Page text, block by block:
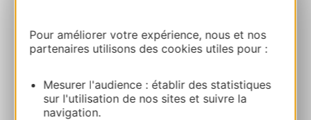
Pour améliorer votre expérience, nous et nos
partenaires utilisons des cookies utiles pour :
Mesurer l'audience : établir des statistiques
sur l'utilisation de nos sites et suivre la
navigation.
Route & Zugang
05 63 26 48 48